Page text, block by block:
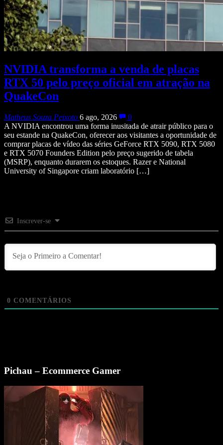
NVIDIA transforma a venda de placas
RTX 50 pelo preço oficial em atração na
QuakeCon
Matheus Souza Peixoto 6 ago, 2026
0
A NVIDIA encontrou uma forma inusitada de atrair público para o
seu estande na QuakeCon, oferecer aos visitantes a oportunidade de
comprar placas de vídeo das séries GeForce RTX 5090, RTX 5080
e RTX 5070 Founders Edition pelo preço sugerido de tabela
(MSRP), enquanto durarem os estoques. Razer e National
University of Singapore criam laboratório […]
Inscrever-se
0 COMENTÁRIOS
Pichau – Ecommerce Gamer